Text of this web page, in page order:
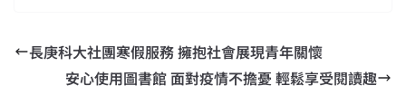
長庚科大社團寒假服務 擁抱社會展現青年關懷
安心使用圖書館 面對疫情不擔憂 輕鬆享受閱讀趣